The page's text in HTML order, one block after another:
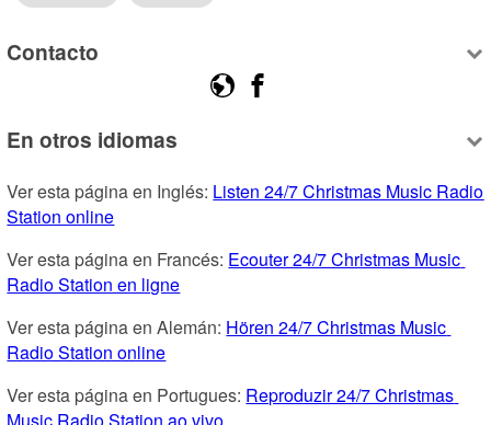
Contacto
En otros idiomas
Ver esta página en Inglés: Listen 24/7 Christmas Music Radio
Station online
Ver esta página en Francés: Ecouter 24/7 Christmas Music
Radio Station en ligne
Ver esta página en Alemán: Hören 24/7 Christmas Music
Radio Station online
Ver esta página en Portugues: Reproduzir 24/7 Christmas
Music Radio Station ao vivo